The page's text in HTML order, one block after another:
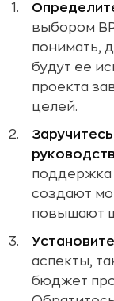
выбором
понимать,
будут ее
проекта
целей.
поддержка
создают
повышают
аспекты,
бюджет